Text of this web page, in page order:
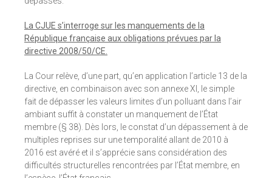
La CJUE s’interroge sur les manquements de la
République française aux obligations prévues par la
directive 2008/50/CE.
La Cour relève, d’une part, qu’en application l’article 13 de la
directive, en combinaison avec son annexe XI, le simple
fait de dépasser les valeurs limites d’un polluant dans l’air
ambiant suffit à constater un manquement de l’État
membre (§ 38). Dès lors, le constat d’un dépassement à de
multiples reprises sur une temporalité allant de 2010 à
2016 est avéré et il s’apprécie sans considération des
difficultés structurelles rencontrées par l’État membre, en